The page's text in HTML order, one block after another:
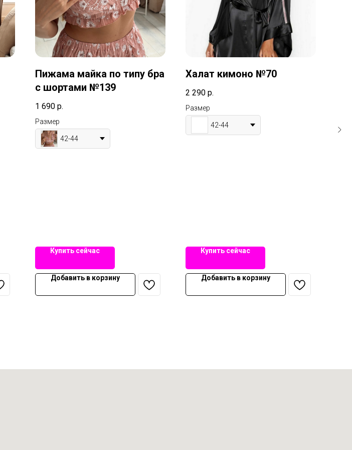
Пижама майка по типу бра
с шортами №139
1 690 р.
Размер
42-44
Купить сейчас
Добавить в корзину
Халат кимоно №70
2 290 р.
Размер
42-44
Купить сейчас
Добавить в корзину